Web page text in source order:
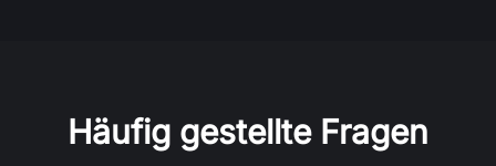
Häufig gestellte Fragen